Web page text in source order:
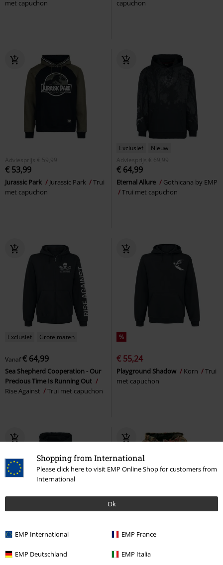
Shopping from International
Please click here to visit EMP Online Shop for customers from
International
Ok
EMP International EMP France
EMP Deutschland EMP Italia
met capuchon
capuchon
Adviesprijs € 59,99
€ 53,99
Jurassic Park Jurassic Park
Trui
met capuchon
Exclusief
Nieuw
Adviesprijs
€ 69,99
€ 64,99
Eternal Allure
Gothicana by EMP
Trui met capuchon
Exclusief Grote maten
Vanaf€ 64,99
Sea Shepherd Cooperation - Our
Precious Time Is Running Out
Rise Against
Trui met capuchon
%
€ 55,24
Playground Shadow Korn
Trui
met capuchon
Adviesprijs€ 69,99
Occult Horror Goa Patchwork